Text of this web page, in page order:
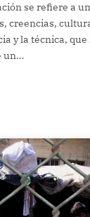
se refiere a
creencias,
y la técnica,
un…